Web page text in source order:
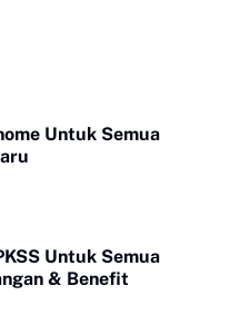
Untuk Semua
Untuk Semua
& Benefit